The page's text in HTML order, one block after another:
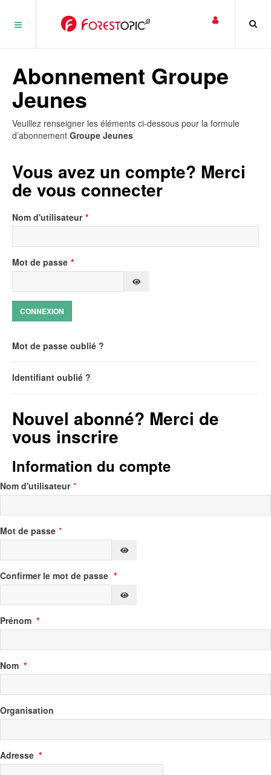
Abonnement Groupe
Jeunes
Veuillez renseigner les éléments ci-dessous pour la formule
d’abonnement Groupe Jeunes
Vous avez un compte? Merci
de vous connecter
Nom d'utilisateur *
Mot de passe *
SHOW PASSWORD
Mot de passe oublié ?
Identifiant oublié ?
Nouvel abonné? Merci de
vous inscrire
Information du compte
Nom d'utilisateur *
Mot de passe *
SHOW PASSWORD
Confirmer le mot de passe *
SHOW PASSWORD
Prénom *
Nom *
Organisation
Adresse *